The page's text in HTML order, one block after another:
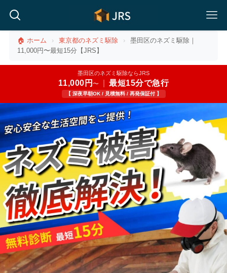
🏠 ホーム › 東京都のネズミ駆除 ›
墨田区のネズミ駆除｜
11,000円〜最短15分【JRS】
墨田区のネズミ駆除ならJRS
11,000円〜 最短15分で急行
【 深夜早朝OK / 見積無料 / 再発保証付 】